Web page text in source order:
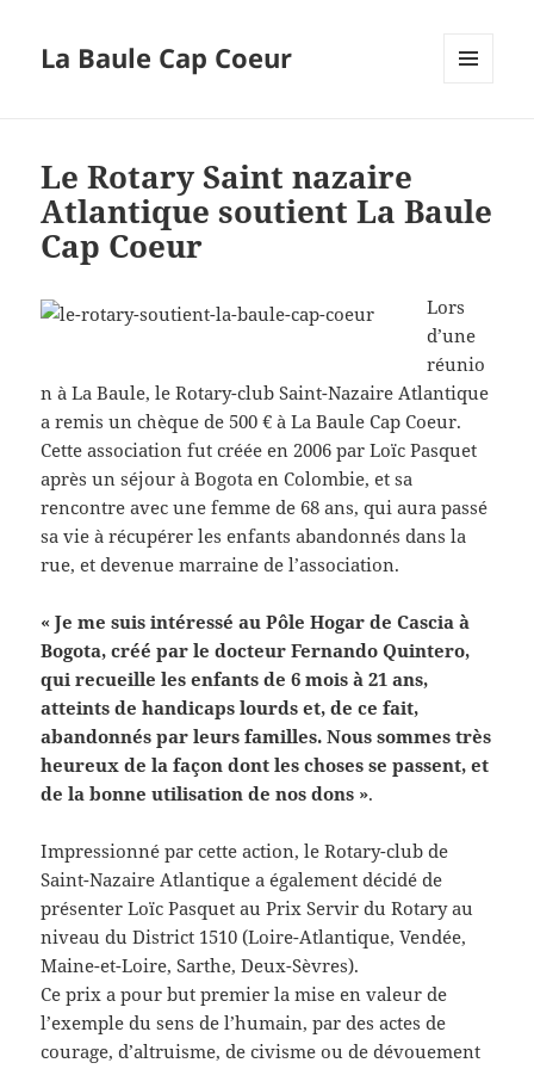
La Baule Cap Coeur
Le Rotary Saint nazaire
Atlantique soutient La Baule
Cap Coeur
Lors
d’une
réunio
n à La Baule, le Rotary-club Saint-Nazaire Atlantique
a remis un chèque de 500 € à La Baule Cap Coeur.
Cette association fut créée en 2006 par Loïc Pasquet
après un séjour à Bogota en Colombie, et sa
rencontre avec une femme de 68 ans, qui aura passé
sa vie à récupérer les enfants abandonnés dans la
rue, et devenue marraine de l’association.
« Je me suis intéressé au Pôle Hogar de Cascia à
Bogota, créé par le docteur Fernando Quintero,
qui recueille les enfants de 6 mois à 21 ans,
atteints de handicaps lourds et, de ce fait,
abandonnés par leurs familles. Nous sommes très
heureux de la façon dont les choses se passent, et
de la bonne utilisation de nos dons ».
Impressionné par cette action, le Rotary-club de
Saint-Nazaire Atlantique a également décidé de
présenter Loïc Pasquet au Prix Servir du Rotary au
niveau du District 1510 (Loire-Atlantique, Vendée,
Maine-et-Loire, Sarthe, Deux-Sèvres).
Ce prix a pour but premier la mise en valeur de
l’exemple du sens de l’humain, par des actes de
courage, d’altruisme, de civisme ou de dévouement